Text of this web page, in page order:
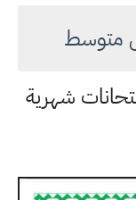
متوسط
شهرية